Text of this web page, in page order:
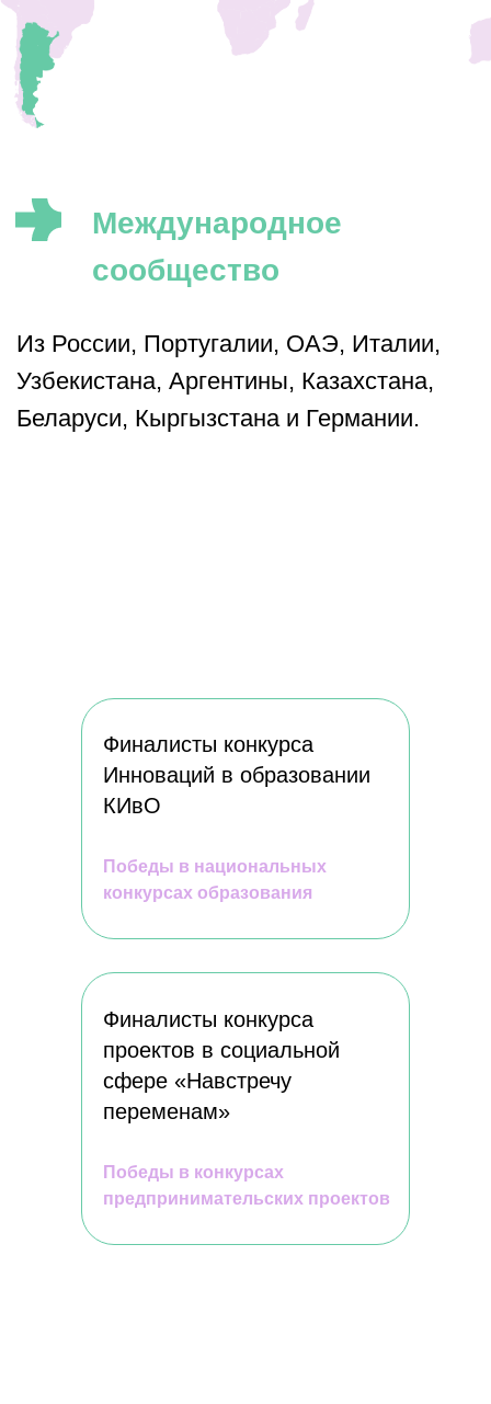
Финалисты конкурса
Инноваций в образовании
КИвО
Победы в национальных
конкурсах образования
Финалисты конкурса
проектов в социальной
сфере «Навстречу
переменам»
Победы в конкурсах
предпринимательских проектов
→ КОНТАКТЫ
ПОКУПАТЕЛЯМ
PUNKT B
Вакансии
Франшиза
Политика конфиденциальности
Образовательная лицензия
Договор оферты